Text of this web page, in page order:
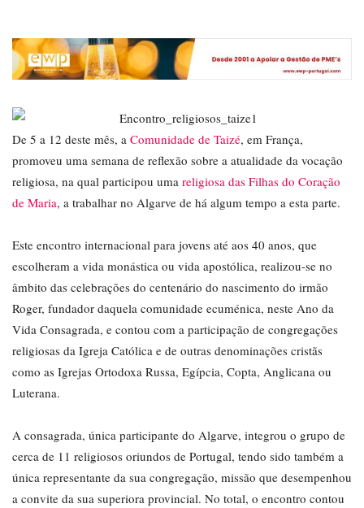
De 5 a 12 deste mês, a Comunidade de Taizé, em França,
promoveu uma semana de reflexão sobre a atualidade da vocação
religiosa, na qual participou uma religiosa das Filhas do Coração
de Maria, a trabalhar no Algarve de há algum tempo a esta parte.
Este encontro internacional para jovens até aos 40 anos, que
escolheram a vida monástica ou vida apostólica, realizou-se no
âmbito das celebrações do centenário do nascimento do irmão
Roger, fundador daquela comunidade ecuménica, neste Ano da
Vida Consagrada, e contou com a participação de congregações
religiosas da Igreja Católica e de outras denominações cristãs
como as Igrejas Ortodoxa Russa, Egípcia, Copta, Anglicana ou
Luterana.
A consagrada, única participante do Algarve, integrou o grupo de
cerca de 11 religiosos oriundos de Portugal, tendo sido também a
única representante da sua congregação, missão que desempenhou
a convite da sua superiora provincial. No total, o encontro contou